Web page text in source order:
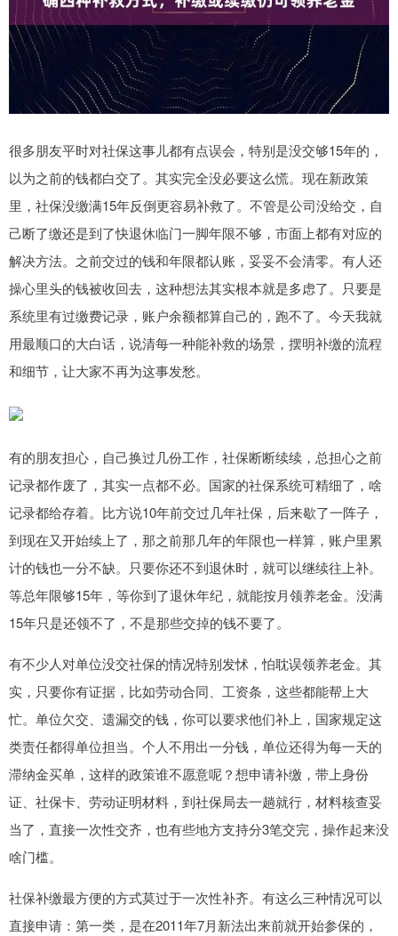
很多朋友平时对社保这事儿都有点误会，特别是没交够15年的，
以为之前的钱都白交了。其实完全没必要这么慌。现在新政策
里，社保没缴满15年反倒更容易补救了。不管是公司没给交，自
己断了缴还是到了快退休临门一脚年限不够，市面上都有对应的
解决方法。之前交过的钱和年限都认账，妥妥不会清零。有人还
操心里头的钱被收回去，这种想法其实根本就是多虑了。只要是
系统里有过缴费记录，账户余额都算自己的，跑不了。今天我就
用最顺口的大白话，说清每一种能补救的场景，摆明补缴的流程
和细节，让大家不再为这事发愁。
有的朋友担心，自己换过几份工作，社保断断续续，总担心之前
记录都作废了，其实一点都不必。国家的社保系统可精细了，啥
记录都给存着。比方说10年前交过几年社保，后来歇了一阵子，
到现在又开始续上了，那之前那几年的年限也一样算，账户里累
计的钱也一分不缺。只要你还不到退休时，就可以继续往上补。
等总年限够15年，等你到了退休年纪，就能按月领养老金。没满
15年只是还领不了，不是那些交掉的钱不要了。
有不少人对单位没交社保的情况特别发怵，怕耽误领养老金。其
实，只要你有证据，比如劳动合同、工资条，这些都能帮上大
忙。单位欠交、遗漏交的钱，你可以要求他们补上，国家规定这
类责任都得单位担当。个人不用出一分钱，单位还得为每一天的
滞纳金买单，这样的政策谁不愿意呢？想申请补缴，带上身份
证、社保卡、劳动证明材料，到社保局去一趟就行，材料核查妥
当了，直接一次性交齐，也有些地方支持分3笔交完，操作起来没
啥门槛。
社保补缴最方便的方式莫过于一次性补齐。有这么三种情况可以
直接申请：第一类，是在2011年7月新法出来前就开始参保的，